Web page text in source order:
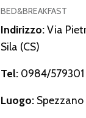
BED&BREAKFAST
Indirizzo:Via
Sila (CS)
Tel: 0984/579301
Luogo: Spezzano